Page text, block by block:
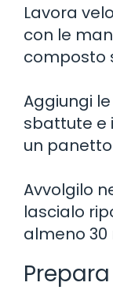
Lavora
con le
composto
Aggiungi
sbattute e
un panetto
Avvolgilo
lascialo
almeno 30